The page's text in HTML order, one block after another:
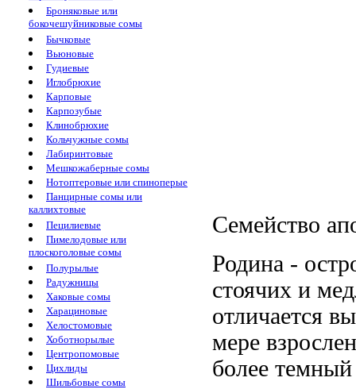
Броняковые или
бокочешуйниковые сомы
Бычковые
Вьюновые
Гудиевые
Иглобрюхие
Карповые
Карпозубые
Клинобрюхие
Кольчужные сомы
Лабиринтовые
Мешкожаберные сомы
Нотоптеровые или спиноперые
Панцирные сомы или
каллихтовые
Пецилиевые
Пимелодовые или
плоскоголовые сомы
Полурылые
Радужницы
Хаковые сомы
Харациновые
Хелостомовые
Хоботнорылые
Центропомовые
Цихлиды
Шильбовые сомы
Семейство
Родина -
стоячих и
отличается
мере
более темный